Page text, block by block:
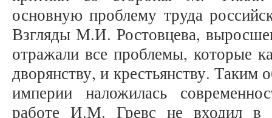
основную проблему труда
Взгляды М.И. Ростовцева,
отражали все проблемы, которые
дворянству, и крестьянству.
империи наложилась
работе И.М. Гревс не входил в